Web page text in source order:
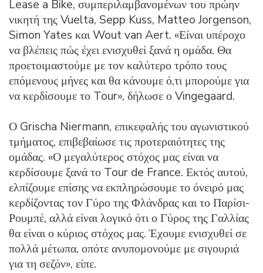
Lease a Bike, συμπεριλαμβανομένων του πρώην
νικητή της Vuelta, Sepp Kuss, Matteo Jorgenson,
Simon Yates και Wout van Aert. «Είναι υπέροχο
να βλέπεις πώς έχει ενισχυθεί ξανά η ομάδα. Θα
προετοιμαστούμε με τον καλύτερο τρόπο τους
επόμενους μήνες και θα κάνουμε ό,τι μπορούμε για
να κερδίσουμε το Tour», δήλωσε ο Vingegaard.
Ο Grischa Niermann, επικεφαλής του αγωνιστικού
τμήματος, επιβεβαίωσε τις προτεραιότητες της
ομάδας. «Ο μεγαλύτερος στόχος μας είναι να
κερδίσουμε ξανά το Tour de France. Εκτός αυτού,
ελπίζουμε επίσης να εκπληρώσουμε το όνειρό μας
κερδίζοντας τον Γύρο της Φλάνδρας και το Παρίσι-
Ρουμπέ, αλλά είναι λογικό ότι ο Γύρος της Γαλλίας
θα είναι ο κύριος στόχος μας. Έχουμε ενισχυθεί σε
πολλά μέτωπα, οπότε ανυπομονούμε με σιγουριά
για τη σεζόν», είπε.